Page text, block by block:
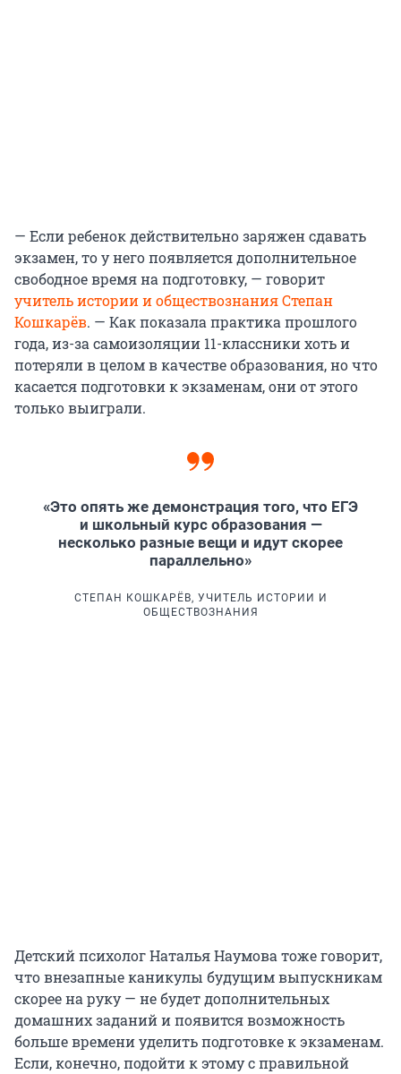
— Если ребенок действительно заряжен сдавать
экзамен, то у него появляется дополнительное
свободное время на подготовку, — говорит
учитель истории и обществознания Степан
Кошкарёв. — Как показала практика прошлого
года, из-за самоизоляции 11-классники хоть и
потеряли в целом в качестве образования, но что
касается подготовки к экзаменам, они от этого
только выиграли.
«Это опять же демонстрация того, что ЕГЭ
и школьный курс образования —
несколько разные вещи и идут скорее
параллельно»
СТЕПАН КОШКАРЁВ, УЧИТЕЛЬ ИСТОРИИ И
ОБЩЕСТВОЗНАНИЯ
Детский психолог Наталья Наумова тоже говорит,
что внезапные каникулы будущим выпускникам
скорее на руку — не будет дополнительных
домашних заданий и появится возможность
больше времени уделить подготовке к экзаменам.
Если, конечно, подойти к этому с правильной